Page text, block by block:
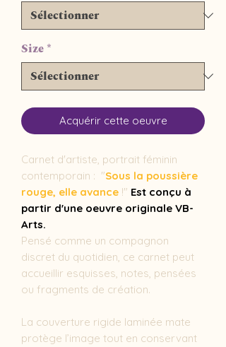
Size *
Acquérir cette oeuvre
Carnet d'artiste, portrait féminin
contemporain : "Sous la poussière
rouge, elle avance !" Est conçu à
partir d'une oeuvre originale VB-
Arts.
Pensé comme un compagnon
discret du quotidien, ce carnet peut
accueillir esquisses, notes, pensées
ou fragments de création.
La couverture rigide laminée mate
protège l’image tout en conservant